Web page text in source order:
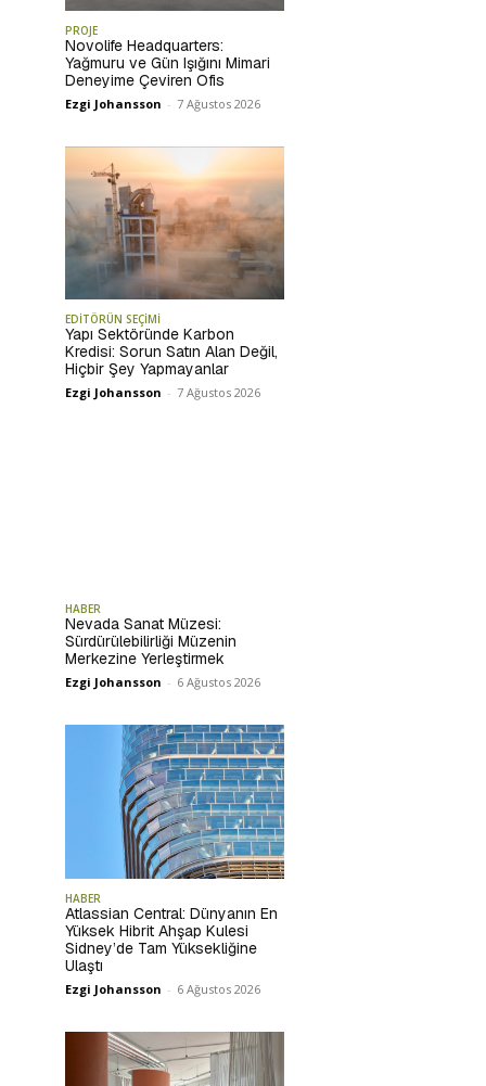
PROJE
Novolife Headquarters:
Yağmuru ve Gün Işığını Mimari
Deneyime Çeviren Ofis
Ezgi Johansson - 7 Ağustos 2026
EDİTÖRÜN SEÇİMİ
Yapı Sektöründe Karbon
Kredisi: Sorun Satın Alan Değil,
Hiçbir Şey Yapmayanlar
Ezgi Johansson - 7 Ağustos 2026
HABER
Nevada Sanat Müzesi:
Sürdürülebilirliği Müzenin
Merkezine Yerleştirmek
Ezgi Johansson - 6 Ağustos 2026
HABER
Atlassian Central: Dünyanın En
Yüksek Hibrit Ahşap Kulesi
Sidney’de Tam Yüksekliğine
Ulaştı
Ezgi Johansson - 6 Ağustos 2026